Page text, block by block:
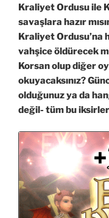
Kraliyet Ordusu ile
savaşlara hazır
Kraliyet Ordusu’na
vahşice öldürecek
Korsan olup diğer
okuyacaksınız?
olduğunuz ya da
değil- tüm bu